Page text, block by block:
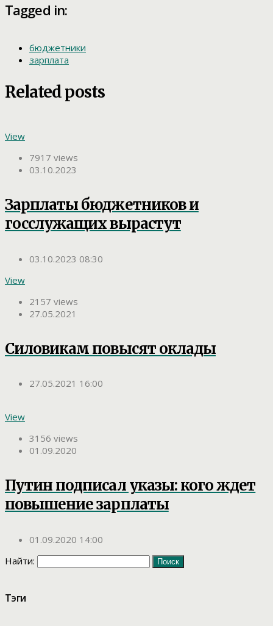
Tagged in:
бюджетники
зарплата
Related posts
View
7917 views
03.10.2023
Зарплаты бюджетников и
госслужащих вырастут
03.10.2023 08:30
View
2157 views
27.05.2021
Силовикам повысят оклады
27.05.2021 16:00
View
3156 views
01.09.2020
Путин подписал указы: кого ждет
повышение зарплаты
01.09.2020 14:00
Найти:
Тэги